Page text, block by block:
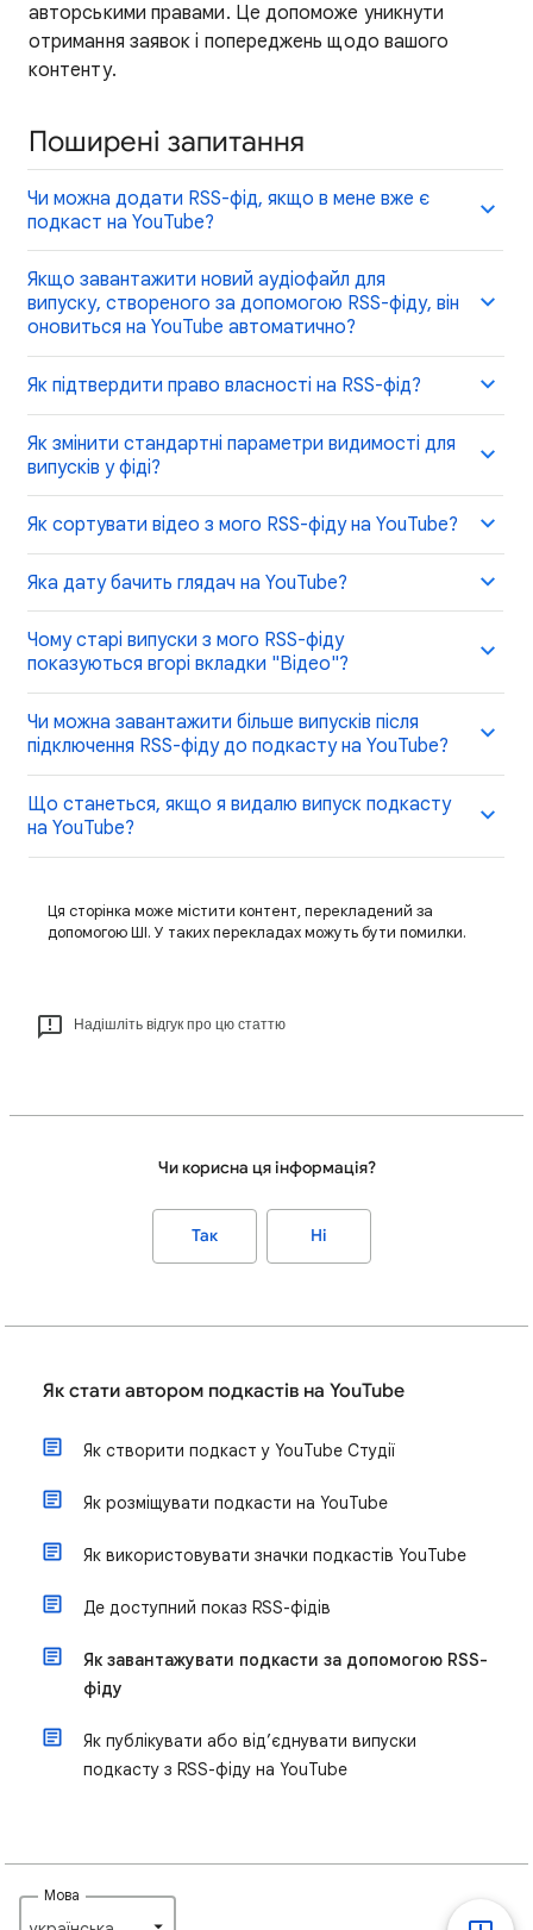
авторськими правами. Це допоможе уникнути
отримання заявок і попереджень щодо вашого
контенту.
Поширені запитання
Чи можна додати RSS-фід, якщо в мене вже є
подкаст на YouTube?
Якщо завантажити новий аудіофайл для
випуску, створеного за допомогою RSS-фіду, він
оновиться на YouTube автоматично?
Як підтвердити право власності на RSS-фід?
Як змінити стандартні параметри видимості для
випусків у фіді?
Як сортувати відео з мого RSS-фіду на YouTube?
Яка дату бачить глядач на YouTube?
Чому старі випуски з мого RSS-фіду
показуються вгорі вкладки "Відео"?
Чи можна завантажити більше випусків після
підключення RSS-фіду до подкасту на YouTube?
Що станеться, якщо я видалю випуск подкасту
на YouTube?
Ця сторінка може містити контент, перекладений за
допомогою ШІ. У таких перекладах можуть бути помилки.
Надішліть відгук про цю статтю
Чи корисна ця інформація?
Так Ні
Як стати автором подкастів на YouTube
Як створити подкаст у YouTube Студії
Як розміщувати подкасти на YouTube
Як використовувати значки подкастів YouTube
Де доступний показ RSS-фідів
Як завантажувати подкасти за допомогою RSS-
фіду
Як публікувати або від’єднувати випуски
подкасту з RSS-фіду на YouTube
Мова